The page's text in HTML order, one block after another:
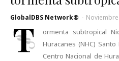
GlobalDBS Network® -
T
ormenta subtropical
Huracanes (NHC)
Centro Nacional de